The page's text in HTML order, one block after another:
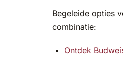
Begeleide opties
combinatie:
Ontdek